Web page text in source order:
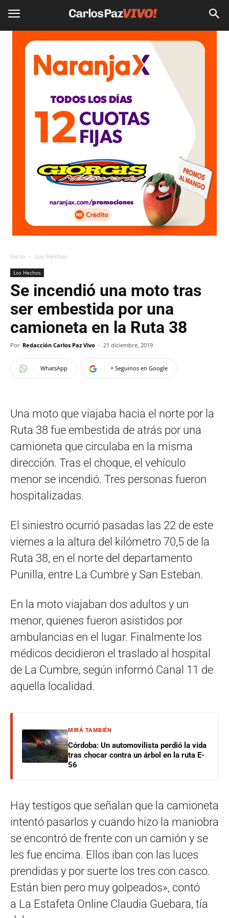
Inicio Los Hechos
Los Hechos
Se incendió una moto tras
ser embestida por una
camioneta en la Ruta 38
Por Redacción Carlos Paz Vivo - 21 diciembre, 2019
WhatsApp + Seguinos en Google
Una moto que viajaba hacia el norte por la
Ruta 38 fue embestida de atrás por una
camioneta que circulaba en la misma
dirección. Tras el choque, el vehículo
menor se incendió. Tres personas fueron
hospitalizadas.
El siniestro ocurrió pasadas las 22 de este
viernes a la altura del kilómetro 70,5 de la
Ruta 38, en el norte del departamento
Punilla, entre La Cumbre y San Esteban.
En la moto viajaban dos adultos y un
menor, quienes fueron asistidos por
ambulancias en el lugar. Finalmente los
médicos decidieron el traslado al hospital
de La Cumbre, según informó Canal 11 de
aquella localidad.
MIRÁ TAMBIÉN
Córdoba: Un automovilista perdió la vida
tras chocar contra un árbol en la ruta E-
56
Hay testigos que señalan que la camioneta
intentó pasarlos y cuando hizo la maniobra
se encontró de frente con un camión y se
les fue encima. Ellos iban con las luces
prendidas y por suerte los tres con casco.
Están bien pero muy golpeados», contó
a La Estafeta Online Claudia Guebara, tía